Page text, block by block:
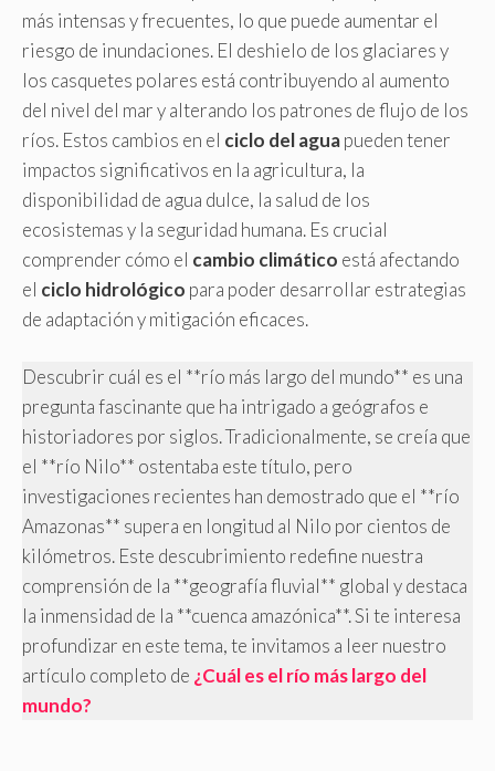
más intensas y frecuentes, lo que puede aumentar el
riesgo de inundaciones. El deshielo de los glaciares y
los casquetes polares está contribuyendo al aumento
del nivel del mar y alterando los patrones de flujo de los
ríos. Estos cambios en el ciclo del aguapueden tener
impactos significativos en la agricultura, la
disponibilidad de agua dulce, la salud de los
ecosistemas y la seguridad humana. Es crucial
comprender cómo el cambio climático está afectando
el ciclo hidrológico para poder desarrollar estrategias
de adaptación y mitigación eficaces.
Descubrir cuál es el **río más largo del mundo** es una
pregunta fascinante que ha intrigado a geógrafos e
historiadores por siglos. Tradicionalmente, se creía que
el **río Nilo** ostentaba este título, pero
investigaciones recientes han demostrado que el **río
Amazonas** supera en longitud al Nilo por cientos de
kilómetros. Este descubrimiento redefine nuestra
comprensión de la **geografía fluvial** global y destaca
la inmensidad de la **cuenca amazónica**. Si te interesa
profundizar en este tema, te invitamos a leer nuestro
artículo completo de ¿Cuál es el río más largo del
mundo?